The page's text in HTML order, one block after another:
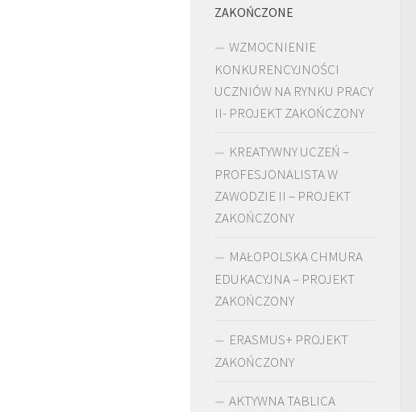
ZAKOŃCZONE
WZMOCNIENIE
KONKURENCYJNOŚCI
UCZNIÓW NA RYNKU PRACY
II- PROJEKT ZAKOŃCZONY
KREATYWNY UCZEŃ –
PROFESJONALISTA W
ZAWODZIE II – PROJEKT
ZAKOŃCZONY
MAŁOPOLSKA CHMURA
EDUKACYJNA – PROJEKT
ZAKOŃCZONY
ERASMUS+ PROJEKT
ZAKOŃCZONY
AKTYWNA TABLICA